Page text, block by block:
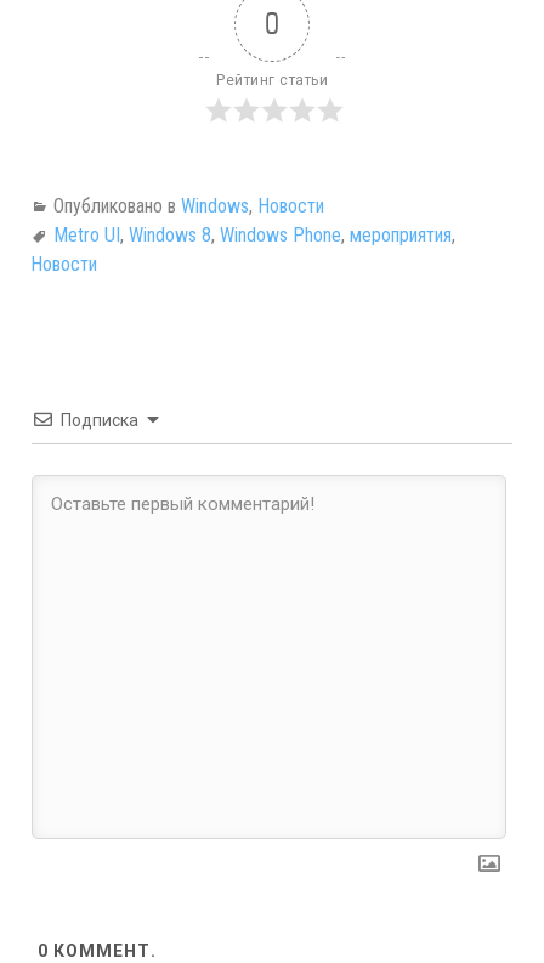
0
Рейтинг статьи
Опубликовано в Windows, Новости
Metro UI , Windows 8, Windows Phone, мероприятия,
Новости
Подписка
0 КОММЕНТ.